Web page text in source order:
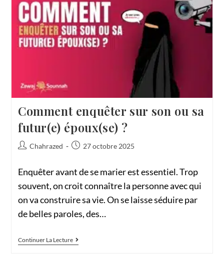
Comment enquêter sur son ou sa
futur(e) époux(se) ?
Chahrazed 27 octobre 2025
Enquêter avant de se marier est essentiel. Trop
souvent, on croit connaître la personne avec qui
on va construire sa vie. On se laisse séduire par
de belles paroles, des…
Continuer La Lecture